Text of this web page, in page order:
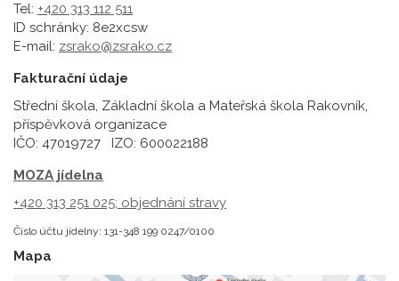
Tel: +420 313 112 511
ID schránky: 8e2xcsw
E-mail: zsrako@zsrako.cz
Fakturační údaje
Střední škola, Základní škola a Mateřská škola Rakovník,
příspěvková organizace
IČO: 47019727 IZO: 600022188
MOZA jídelna
+420 313 251 025; objednání stravy
Číslo účtu jídelny: 131-348 199 0247/0100
Mapa